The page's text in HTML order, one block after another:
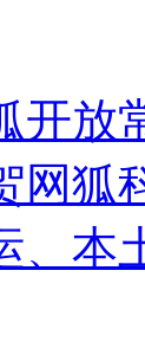
开放
网狐
、本